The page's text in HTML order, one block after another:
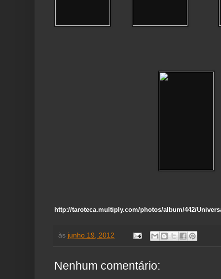
http://taroteca.multiply.com/photos/album/442/
às junho 19, 2012
Nenhum comentário: